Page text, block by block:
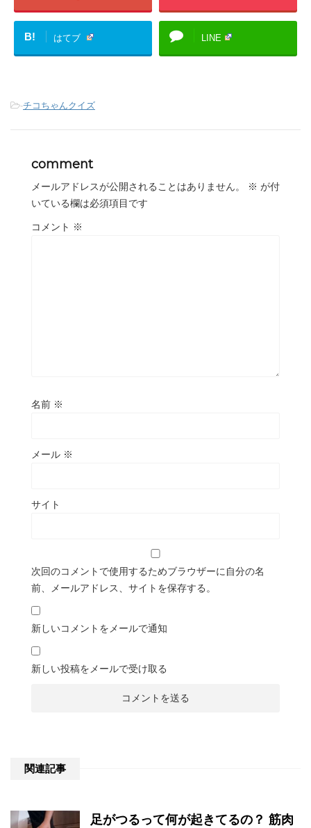
B! はてブ LINE
-チコちゃんクイズ
comment
メールアドレスが公開されることはありません。 ※ が付
いている欄は必須項目です
コメント ※
名前 ※
メール ※
サイト
次回のコメントで使用するためブラウザーに自分の名
前、メールアドレス、サイトを保存する。
新しいコメントをメールで通知
新しい投稿をメールで受け取る
関連記事
足がつるって何が起きてるの？ 筋肉